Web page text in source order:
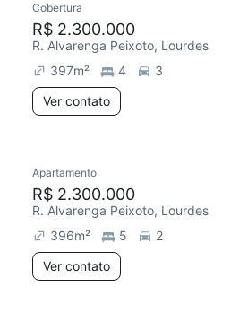
Redecorar
Cobertura
R$ 2.300.000
R. Alvarenga Peixoto, Lourdes
397m² 4
3
Ver contato
Apartamento
R$ 2.300.000
R. Alvarenga Peixoto, Lourdes
396m² 5
2
Ver contato